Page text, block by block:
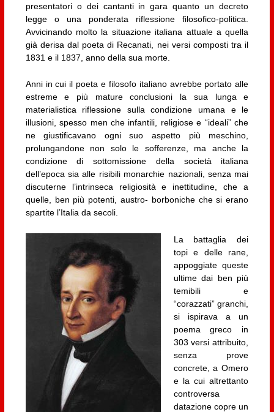
presentatori o dei cantanti in gara quanto un decreto
legge o una ponderata riflessione filosofico-politica.
Avvicinando molto la situazione italiana attuale a quella
già derisa dal poeta di Recanati, nei versi composti tra il
1831 e il 1837, anno della sua morte.
Anni in cui il poeta e filosofo italiano avrebbe portato alle
estreme e più mature conclusioni la sua lunga e
materialistica riflessione sulla condizione umana e le
illusioni, spesso men che infantili, religiose e “ideali” che
ne giustificavano ogni suo aspetto più meschino,
prolungandone non solo le sofferenze, ma anche la
condizione di sottomissione della società italiana
dell’epoca sia alle risibili monarchie nazionali, senza mai
discuterne l’intrinseca religiosità e inettitudine, che a
quelle, ben più potenti, austro- borboniche che si erano
spartite l’Italia da secoli.
La battaglia dei
topi e delle rane,
appoggiate queste
ultime dai ben più
temibili e
“corazzati” granchi,
si ispirava a un
poema greco in
303 versi attribuito,
senza prove
concrete, a Omero
e la cui altrettanto
controversa
datazione copre un